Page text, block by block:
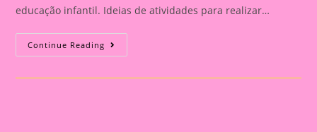
educação infantil. Ideias de atividades para realizar…
Continue Reading Brincadeiras
Lúdicas